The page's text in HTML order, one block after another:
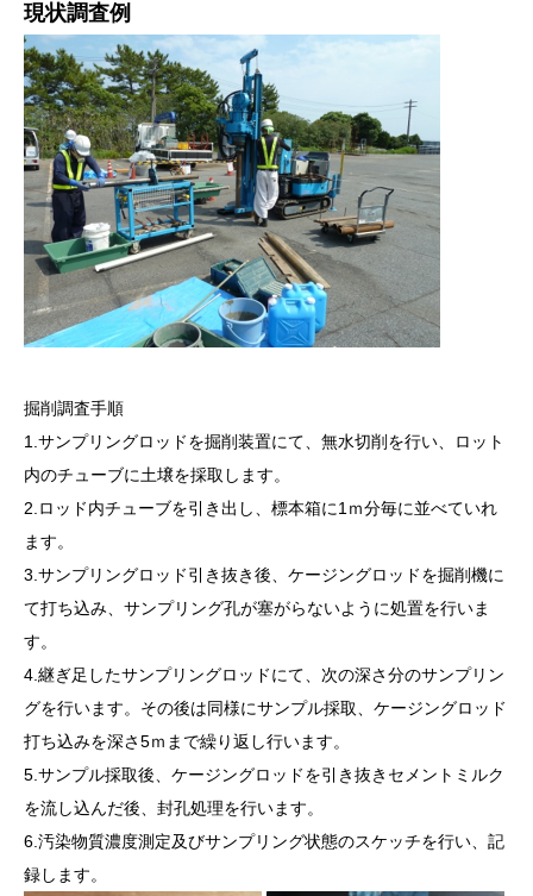
現状調査例
掘削調査手順
1.サンプリングロッドを掘削装置にて、無水切削を行い、ロット
内のチューブに土壌を採取します。
2.ロッド内チューブを引き出し、標本箱に1ｍ分毎に並べていれ
ます。
3.サンプリングロッド引き抜き後、ケージングロッドを掘削機に
て打ち込み、サンプリング孔が塞がらないように処置を行いま
す。
4.継ぎ足したサンプリングロッドにて、次の深さ分のサンプリン
グを行います。その後は同様にサンプル採取、ケージングロッド
打ち込みを深さ5ｍまで繰り返し行います。
5.サンプル採取後、ケージングロッドを引き抜きセメントミルク
を流し込んだ後、封孔処理を行います。
6.汚染物質濃度測定及びサンプリング状態のスケッチを行い、記
録します。